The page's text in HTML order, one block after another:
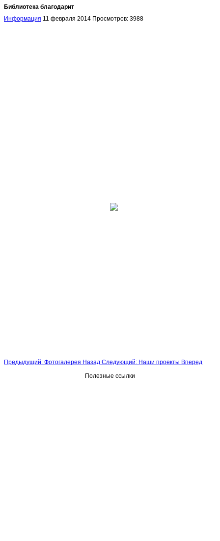
Библиотека благодарит
Информация 11 февраля 2014 Просмотров: 3988
Предыдущий: Фотогалерея Назад Следующий: Наши проекты Вперед
Полезные ссылки